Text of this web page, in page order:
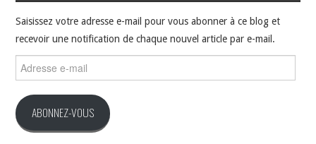
Saisissez votre adresse e-mail pour vous abonner à ce blog et
recevoir une notification de chaque nouvel article par e-mail.
e-
ABONNEZ-VOUS